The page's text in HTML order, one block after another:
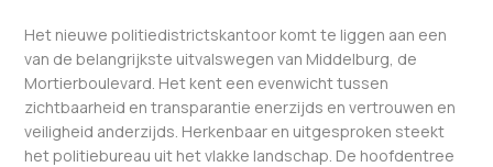
Het nieuwe politiedistrictskantoor komt te liggen aan een
van de belangrijkste uitvalswegen van Middelburg, de
Mortierboulevard. Het kent een evenwicht tussen
zichtbaarheid en transparantie enerzijds en vertrouwen en
veiligheid anderzijds. Herkenbaar en uitgesproken steekt
het politiebureau uit het vlakke landschap. De hoofdentree